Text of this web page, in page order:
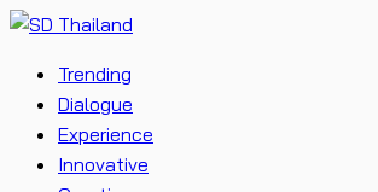
Trending
Dialogue
Experience
Innovative